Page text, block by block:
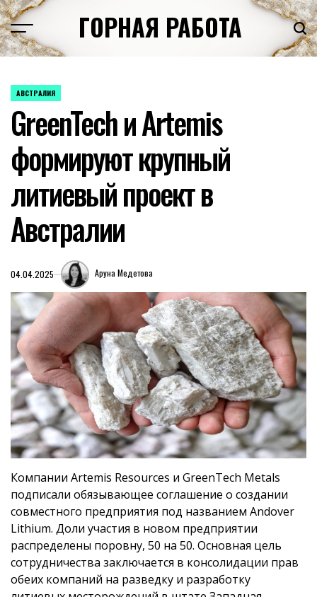
Перейти
к
содержимому
ГОРНАЯ РАБОТА
ОПУБЛИКОВАНО
АВСТРАЛИЯ
GreenTech и Artemis
формируют крупный
литиевый проект в
Австралии
04.04.2025 Аруна Медетова
Компании Artemis Resources и GreenTech Metals
подписали обязывающее соглашение о создании
совместного предприятия под названием Andover
Lithium. Доли участия в новом предприятии
распределены поровну, 50 на 50. Основная цель
сотрудничества заключается в консолидации прав
обеих компаний на разведку и разработку